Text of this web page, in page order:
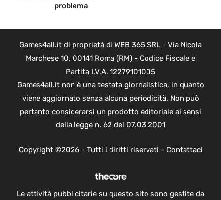
problema
Games4all.it di proprietà di WEB 365 SRL - Via Nicola
Marchese 10, 00141 Roma (RM) - Codice Fiscale e
Partita I.V.A. 12279101005
Games4all.it non è una testata giornalistica, in quanto
viene aggiornato senza alcuna periodicità. Non può
pertanto considerarsi un prodotto editoriale ai sensi
della legge n. 62 del 07.03.2001
Copyright ©2026 - Tutti i diritti riservati - Contattaci
Le attività pubblicitarie su questo sito sono gestite da